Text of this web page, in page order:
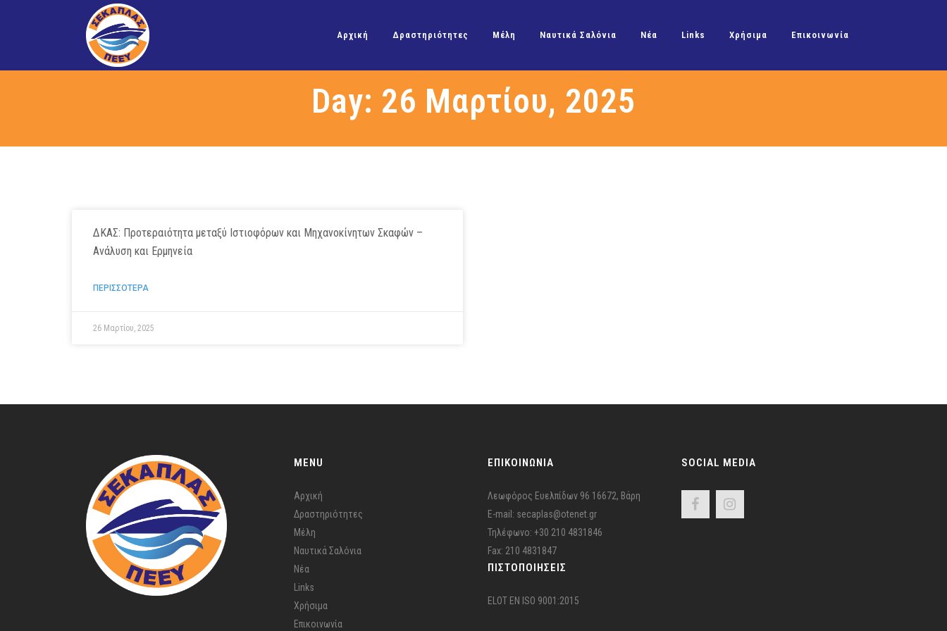
Αρχική Δραστηριότητες Μέλη Ναυτικά Σαλόνια Νέα Links Χρήσιμα Επικοινωνία
Day: 26 Μαρτίου, 2025
ΔΚΑΣ: Προτεραιότητα μεταξύ Ιστιοφόρων και Μηχανοκίνητων Σκαφών –
Ανάλυση και Ερμηνεία
ΠΕΡΙΣΣΟΤΕΡΑ
26 Μαρτίου, 2025
MENU
Αρχική
Δραστηριότητες
Μέλη
Ναυτικά Σαλόνια
Νέα
Links
Χρήσιμα
Επικοινωνία
ΕΠΙΚΟΙΝΩΝΙΑ
Λεωφόρος Ευελπίδων 96 16672, Βάρη
E-mail: secaplas@otenet.gr
Τηλέφωνο: +30 210 4831846
Fax: 210 4831847
ΠΙΣΤΟΠΟΙΉΣΕΙΣ
ELOT EN ISO 9001:2015
SOCIAL MEDIA